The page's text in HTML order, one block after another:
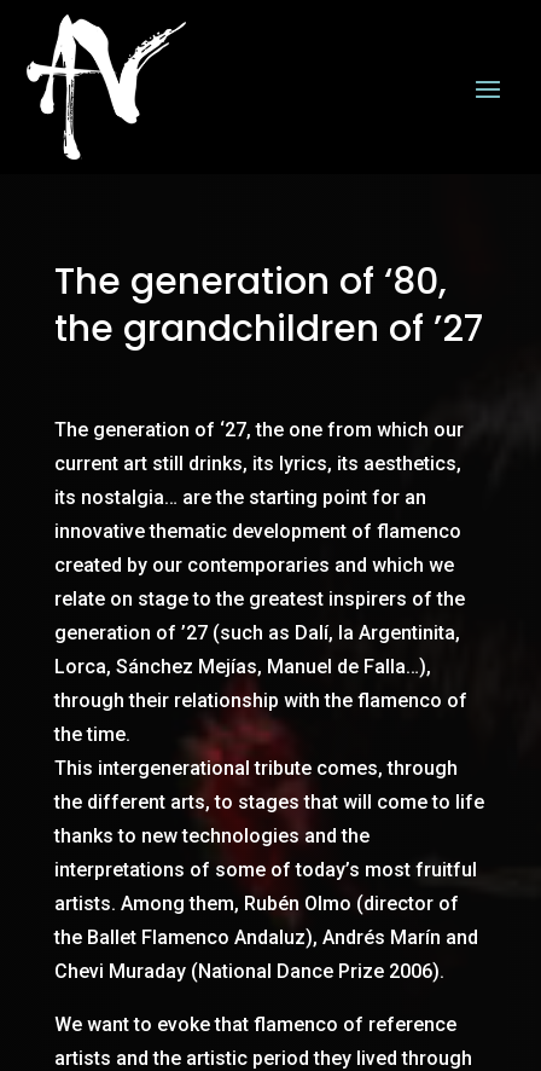
The generation of ‘80,
the grandchildren of ’27
The generation of ‘27, the one from which our
current art still drinks, its lyrics, its aesthetics,
its nostalgia… are the starting point for an
innovative thematic development of flamenco
created by our contemporaries and which we
relate on stage to the greatest inspirers of the
generation of ’27 (such as Dalí, la Argentinita,
Lorca, Sánchez Mejías, Manuel de Falla…),
through their relationship with the flamenco of
the time.
This intergenerational tribute comes, through
the different arts, to stages that will come to life
thanks to new technologies and the
interpretations of some of today’s most fruitful
artists. Among them, Rubén Olmo (director of
the Ballet Flamenco Andaluz), Andrés Marín and
Chevi Muraday (National Dance Prize 2006).
We want to evoke that flamenco of reference
artists and the artistic period they lived through